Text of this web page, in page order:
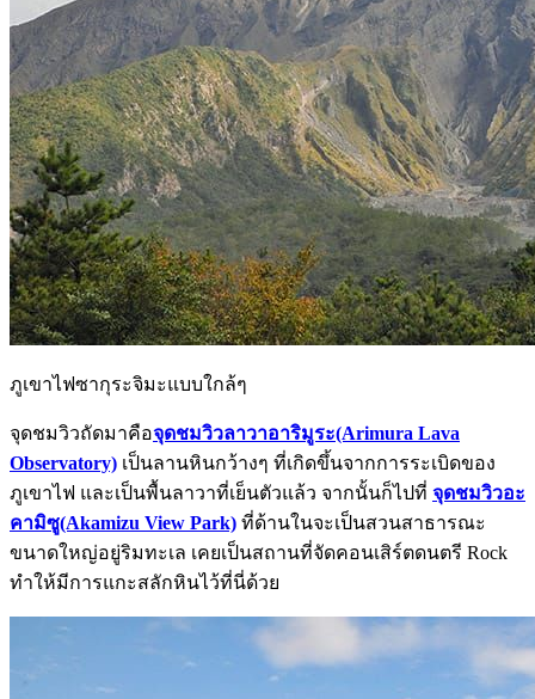
ภูเขาไฟซากุระจิมะแบบใกล้ๆ
จุดชมวิวถัดมาคือจุดชมวิวลาวาอาริมูระ(Arimura Lava
Observatory) เป็นลานหินกว้างๆ ที่เกิดขึ้นจากการระเบิดของ
ภูเขาไฟ และเป็นพื้นลาวาที่เย็นตัวแล้ว จากนั้นก็ไปที่ จุดชมวิวอะ
คามิซู(Akamizu View Park) ที่ด้านในจะเป็นสวนสาธารณะ
ขนาดใหญ่อยู่ริมทะเล เคยเป็นสถานที่จัดคอนเสิร์ตดนตรี Rock
ทำให้มีการแกะสลักหินไว้ที่นี่ด้วย